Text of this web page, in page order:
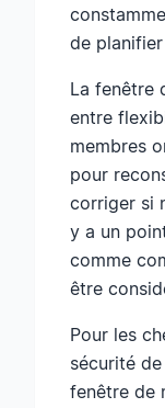
de
La fenêtre
entre
membres
pour
corriger si
y a un
comme
être
Pour les
sécurité
fenêtre de